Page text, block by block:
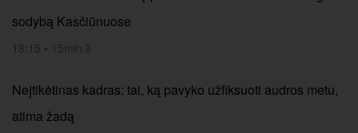
sodybą Kasčiūnuose
18:15 • 15min.lt
Neįtikėtinas kadras: tai, ką pavyko užfiksuoti audros metu,
atima žadą